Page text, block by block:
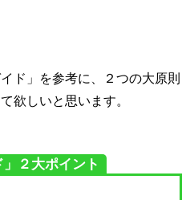
ド」を参考に、２つの大原則
欲しいと思います。
」２大ポイント